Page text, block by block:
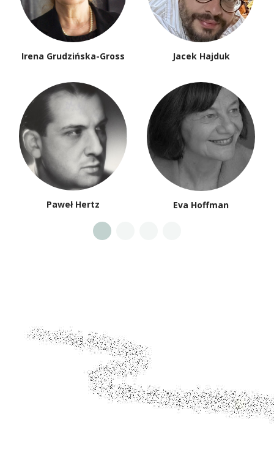
Irena Grudzińska-Gross Jacek Hajduk
Paweł Hertz Eva Hoffman